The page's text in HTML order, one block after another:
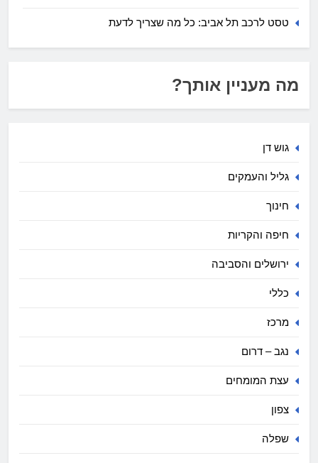
טסט לרכב תל אביב: כל מה שצריך לדעת
מה מעניין אותך?
גוש דן
גליל והעמקים
חינוך
חיפה והקריות
ירושלים והסביבה
כללי
מרכז
נגב – דרום
עצת המומחים
צפון
שפלה